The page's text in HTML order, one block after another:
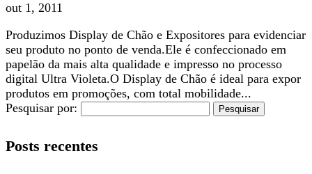
out 1, 2011
Produzimos Display de Chão e Expositores para evidenciar
seu produto no ponto de venda.Ele é confeccionado em
papelão da mais alta qualidade e impresso no processo
digital Ultra Violeta.O Display de Chão é ideal para expor
produtos em promoções, com total mobilidade...
Pesquisar por:
Posts recentes